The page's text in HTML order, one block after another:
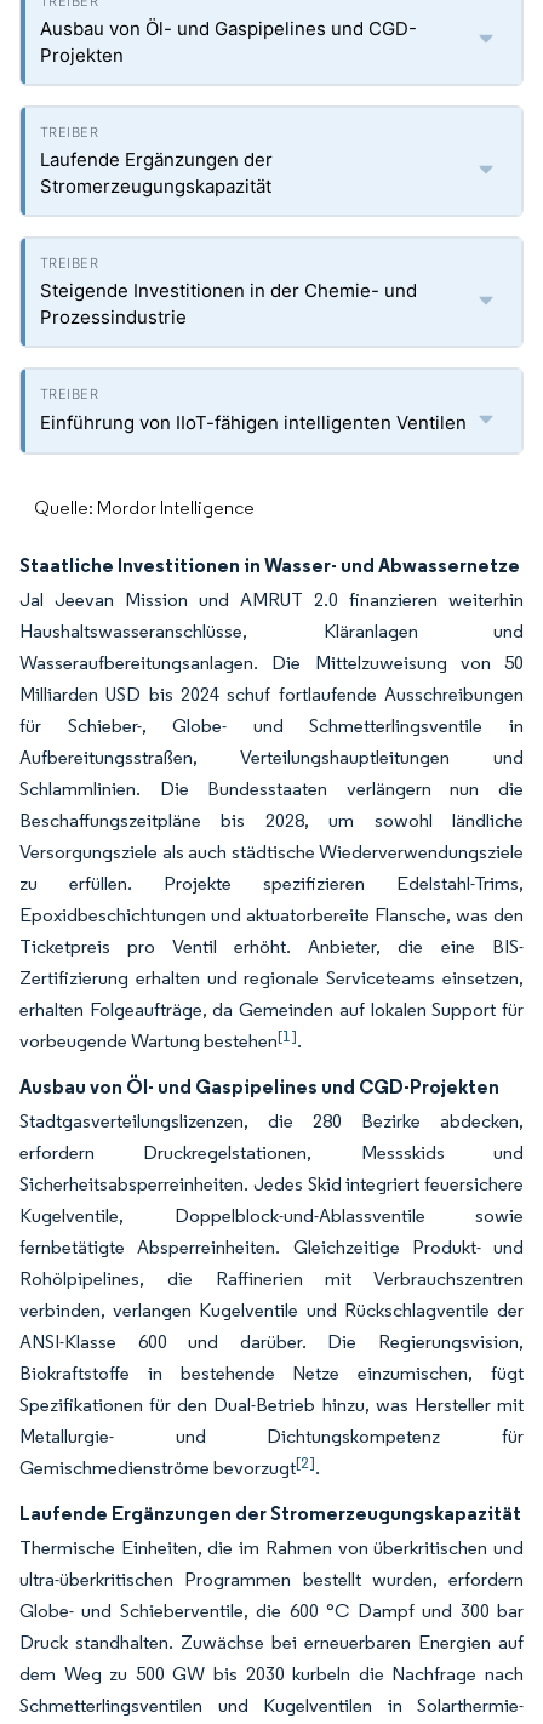
Ausbau von Öl- und Gaspipelines und CGD-
Projekten
Laufende Ergänzungen der
Stromerzeugungskapazität
Steigende Investitionen in der Chemie- und
Prozessindustrie
Einführung von IIoT-fähigen intelligenten Ventilen
Quelle: Mordor Intelligence
Staatliche Investitionen in Wasser- und Abwassernetze
Jal Jeevan Mission und AMRUT 2.0 finanzieren weiterhin
Haushalts­wasseranschlüsse, Kläranlagen und
Wasseraufbereitungsanlagen. Die Mittelzuweisung von 50
Milliarden USD bis 2024 schuf fortlaufende Ausschreibungen
für Schieber-, Globe- und Schmetterlingsventile in
Aufbereitungsstraßen, Verteilungshauptleitungen und
Schlammlinien. Die Bundesstaaten verlängern nun die
Beschaffungszeitpläne bis 2028, um sowohl ländliche
Versorgungsziele als auch städtische Wiederverwendungsziele
zu erfüllen. Projekte spezifizieren Edelstahl-Trims,
Epoxidbeschichtungen und aktuatorbereite Flansche, was den
Ticketpreis pro Ventil erhöht. Anbieter, die eine BIS-
Zertifizierung erhalten und regionale Serviceteams einsetzen,
erhalten Folgeaufträge, da Gemeinden auf lokalen Support für
vorbeugende Wartung bestehen[1].
Ausbau von Öl- und Gaspipelines und CGD-Projekten
Stadtgasverteilungslizenzen, die 280 Bezirke abdecken,
erfordern Druckregelstationen, Messskids und
Sicherheitsabsperreinheiten. Jedes Skid integriert feuersichere
Kugelventile, Doppelblock-und-Ablassventile sowie
fernbetätigte Absperreinheiten. Gleichzeitige Produkt- und
Rohölpipelines, die Raffinerien mit Verbrauchszentren
verbinden, verlangen Kugelventile und Rückschlagventile der
ANSI-Klasse 600 und darüber. Die Regierungsvision,
Biokraftstoffe in bestehende Netze einzumischen, fügt
Spezifikationen für den Dual-Betrieb hinzu, was Hersteller mit
Metallurgie- und Dichtungskompetenz für
Gemischmedienströme bevorzugt[2].
Laufende Ergänzungen der Stromerzeugungskapazität
Thermische Einheiten, die im Rahmen von überkritischen und
ultra-überkritischen Programmen bestellt wurden, erfordern
Globe- und Schieberventile, die 600 °C Dampf und 300 bar
Druck standhalten. Zuwächse bei erneuerbaren Energien auf
dem Weg zu 500 GW bis 2030 kurbeln die Nachfrage nach
Schmetterlingsventilen und Kugelventilen in Solarthermie-